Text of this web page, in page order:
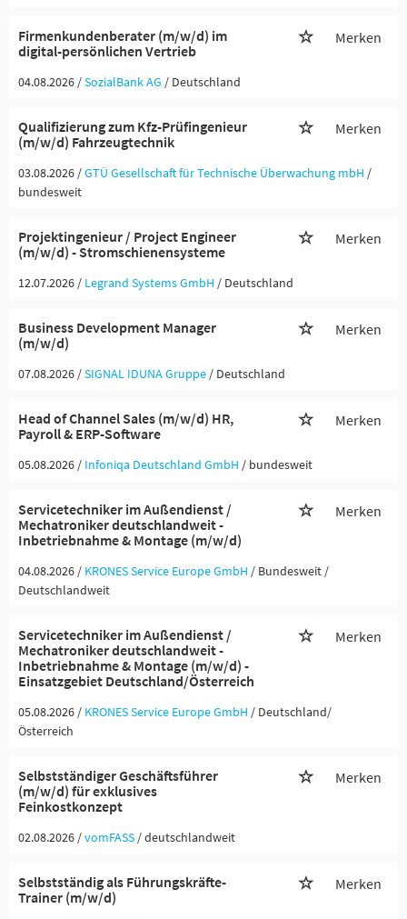
Firmenkundenberater (m/w/d) im
digital-persönlichen Vertrieb
Merken
04.08.2026 /SozialBank AG / Deutschland
Qualifizierung zum Kfz-Prüfingenieur
(m/w/d) Fahrzeugtechnik
Merken
03.08.2026 /GTÜ Gesellschaft für Technische Überwachung mbH /
bundesweit
Projektingenieur / Project Engineer
(m/w/d) - Stromschienensysteme
Merken
12.07.2026 / Legrand Systems GmbH / Deutschland
Business Development Manager
(m/w/d)
Merken
07.08.2026 /SIGNAL IDUNA Gruppe / Deutschland
Head of Channel Sales (m/w/d) HR,
Payroll & ERP-Software
Merken
05.08.2026 / Infoniqa Deutschland GmbH / bundesweit
Servicetechniker im Außendienst /
Mechatroniker deutschlandweit -
Inbetriebnahme & Montage (m/w/d)
Merken
04.08.2026 / KRONES Service Europe GmbH / Bundesweit /
Deutschlandweit
Servicetechniker im Außendienst /
Mechatroniker deutschlandweit -
Inbetriebnahme & Montage (m/w/d) -
Einsatzgebiet Deutschland/Österreich
Merken
05.08.2026 / KRONES Service Europe GmbH / Deutschland/
Österreich
Selbstständiger Geschäftsführer
(m/w/d) für exklusives
Feinkostkonzept
Merken
02.08.2026 /vomFASS / deutschlandweit
Selbstständig als Führungskräfte-
Trainer (m/w/d)
Merken